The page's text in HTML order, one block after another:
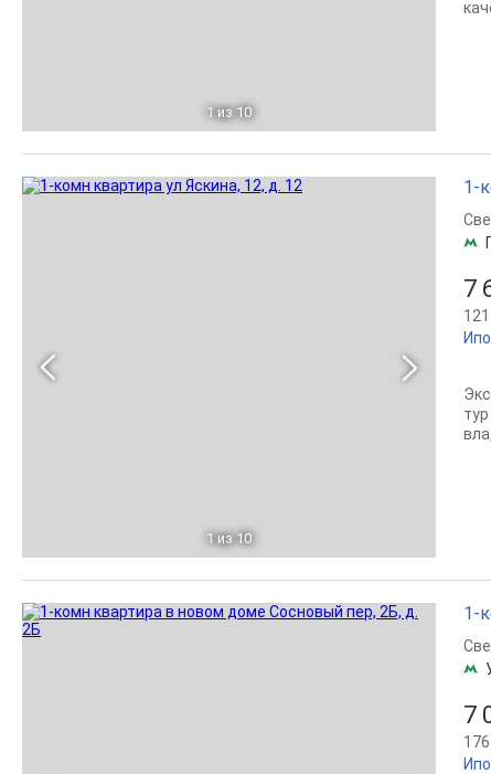
1 из 10
1 из 10
1-
7
1-
7